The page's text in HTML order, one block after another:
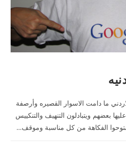
ما دامت الاسوار القصيره وأرصفة
بعضهم ويتبادلون التنهيف والتنكييس
الفكاهة من كل مناسبة وموقف…